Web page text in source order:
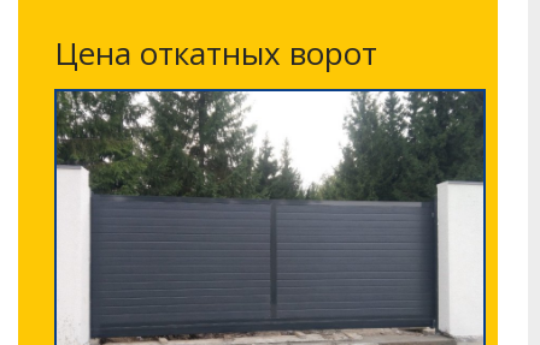
Цена откатных ворот